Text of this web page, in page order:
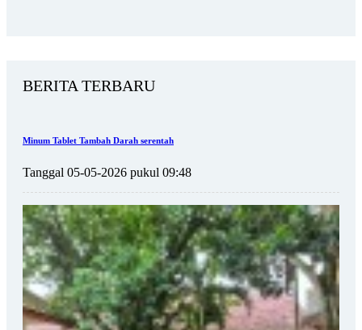
BERITA TERBARU
Minum Tablet Tambah Darah serentah
Tanggal 05-05-2026 pukul 09:48